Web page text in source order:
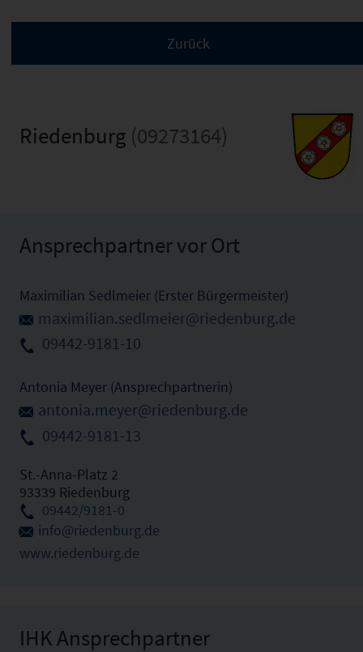
Riedenburg (09273164)
Ansprechpartner vor Ort
Maximilian Sedlmeier (Erster Bürgermeister)
maximilian.sedlmeier@riedenburg.de
09442-9181-10
Antonia Meyer (Ansprechpartnerin)
antonia.meyer@riedenburg.de
09442-9181-13
St.-Anna-Platz 2
93339 Riedenburg
09442/9181-0
info@riedenburg.de
www.riedenburg.de
IHK Ansprechpartner